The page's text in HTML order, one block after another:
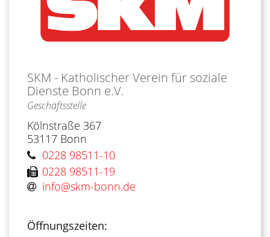
SKM - Katholischer Verein für soziale
Dienste Bonn e.V.
Geschäftsstelle
Kölnstraße 367
53117 Bonn
0228 98511-10
0228 98511-19
info@skm-bonn.de
Öffnungszeiten: